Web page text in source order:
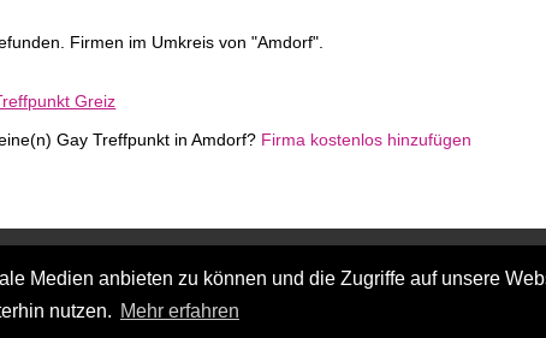
Medien anbieten zu können und die Zugriffe auf unsere
nutzen. Mehr erfahren
Firmen im Umkreis von "Amdorf".
Greiz
Gay Treffpunkt in Amdorf? Firma kostenlos hinzufügen